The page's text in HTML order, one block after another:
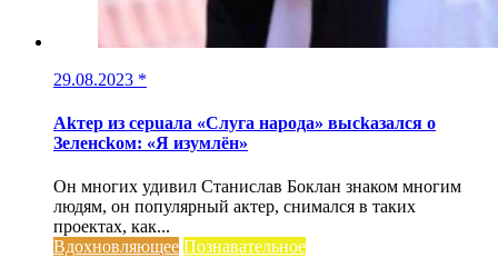
29.08.2023 *
Аkтер из серuала «Слуга народа» высkазался о
Зеленсkом: «Я изумлён»
Он многих удивил Станислав Боклан знаком многим
людям, он популярный актер, снимался в таких
проектах, как...
Вдохновляющее Познавательное